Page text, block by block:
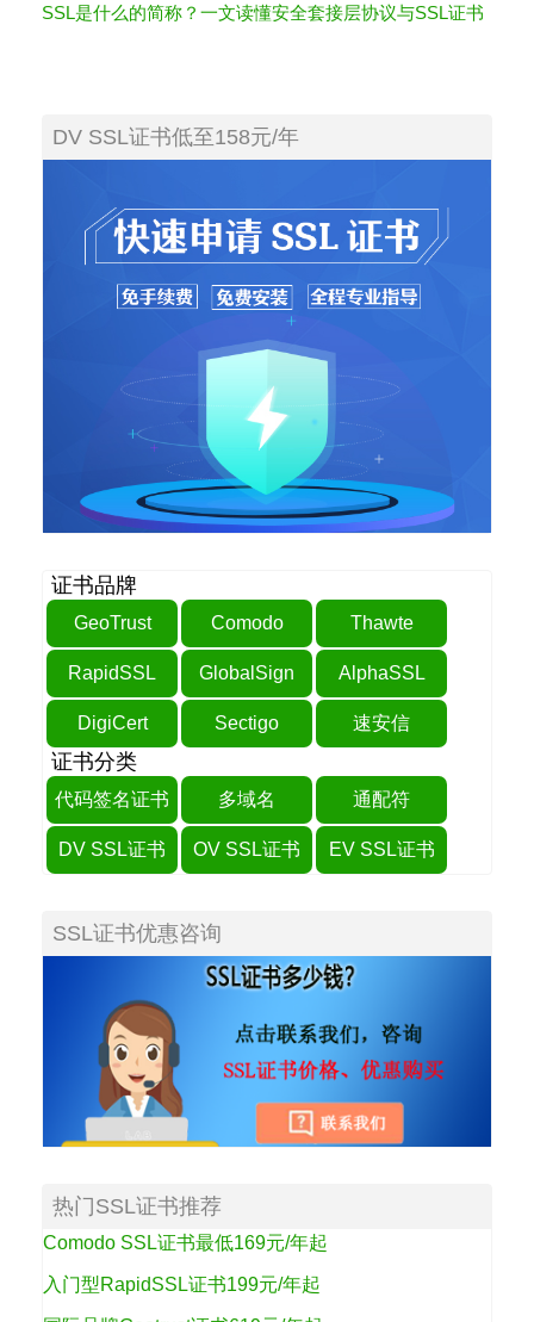
SSL是什么的简称？一文读懂安全套接层协议与SSL证书
DV SSL证书低至158元/年
证书品牌
GeoTrust Comodo Thawte
RapidSSL GlobalSign AlphaSSL
DigiCert Sectigo 速安信
证书分类
代码签名证书 多域名 通配符
DV SSL证书 OV SSL证书 EV SSL证书
SSL证书优惠咨询
热门SSL证书推荐
Comodo SSL证书最低169元/年起
入门型RapidSSL证书199元/年起